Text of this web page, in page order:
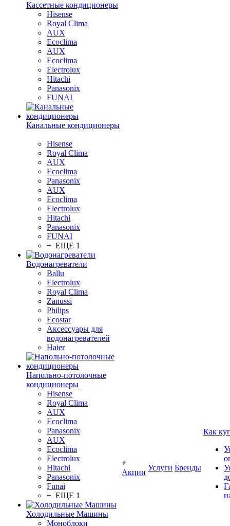
Кассетные кондиционеры
Hisense
Royal Clima
AUX
Ecoclima
AUX
Ecoclima
Electrolux
Hitachi
Panasonix
FUNAI
Канальные кондиционеры
Hisense
Royal Clima
AUX
Ecoclima
Panasonix
AUX
Ecoclima
Electrolux
Hitachi
Panasonix
FUNAI
+ ЕЩЕ 1
Водонагреватели
Ballu
Electrolux
Royal Clima
Zanussi
Philips
Ecostar
Аксессуары для
водонагревателей
Haier
Напольно-потолочные
кондиционеры
Hisense
Royal Clima
AUX
Ecoclima
Panasonix
AUX
Ecoclima
Electrolux
Hitachi
Panasonix
Funai
+ ЕЩЕ 1
Холодильные Машины
Моноблоки
Акции
Услуги Бренды
Как